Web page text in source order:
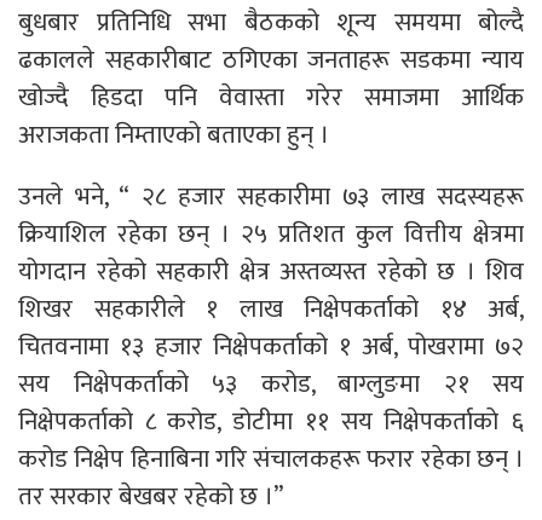
बुधबार प्रतिनिधि सभा बैठकको शून्य समयमा बोल्दै
ढकालले सहकारीबाट ठगिएका जनताहरू सडकमा न्याय
खोज्दै हिडदा पनि वेवास्ता गरेर समाजमा आर्थिक
अराजकता निम्ताएको बताएका हुन् ।
उनले भने, “ २८ हजार सहकारीमा ७३ लाख सदस्यहरू
क्रियाशिल रहेका छन् । २५ प्रतिशत कुल वित्तीय क्षेत्रमा
योगदान रहेको सहकारी क्षेत्र अस्तव्यस्त रहेको छ । शिव
शिखर सहकारीले १ लाख निक्षेपकर्ताको १४ अर्ब,
चितवनामा १३ हजार निक्षेपकर्ताको १ अर्ब, पोखरामा ७२
सय निक्षेपकर्ताको ५३ करोड, बाग्लुङमा २१ सय
निक्षेपकर्ताको ८ करोड, डोटीमा ११ सय निक्षेपकर्ताकाे ६
करोड निक्षेप हिनाबिना गरि संचालकहरू फरार रहेका छन् ।
तर सरकार बेखबर रहेको छ ।’’